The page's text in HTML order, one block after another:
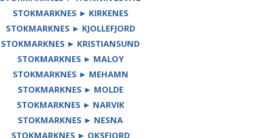
STOKMARKNES ► KIRKENES
STOKMARKNES ► KJOLLEFJORD
STOKMARKNES ► KRISTIANSUND
STOKMARKNES ► MALOY
STOKMARKNES ► MEHAMN
STOKMARKNES ► MOLDE
STOKMARKNES ► NARVIK
STOKMARKNES ► NESNA
STOKMARKNES ► OKSFJORD